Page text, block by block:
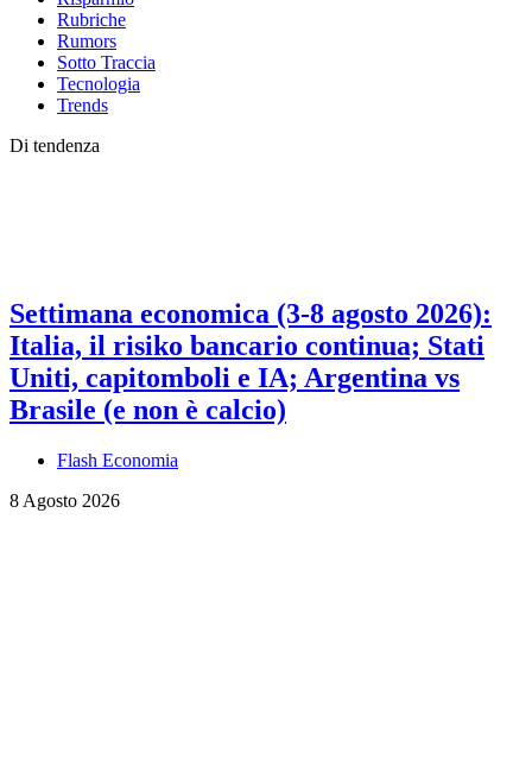
Rubriche
Rumors
Sotto Traccia
Tecnologia
Trends
Di tendenza
Settimana economica (3-8 agosto 2026):
Italia, il risiko bancario continua; Stati
Uniti, capitomboli e IA; Argentina vs
Brasile (e non è calcio)
Flash Economia
8 Agosto 2026